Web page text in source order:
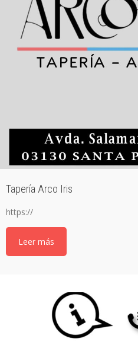
Tapería Arco Iris
https://
Leer más